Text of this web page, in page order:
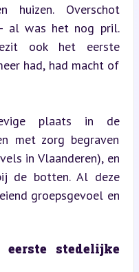
huizen. Overschot
al was het nog pril.
ook het eerste
had, had macht of
plaats in de
met zorg begraven
in Vlaanderen), en
de botten. Al deze
groepsgevoel en
stedelijke